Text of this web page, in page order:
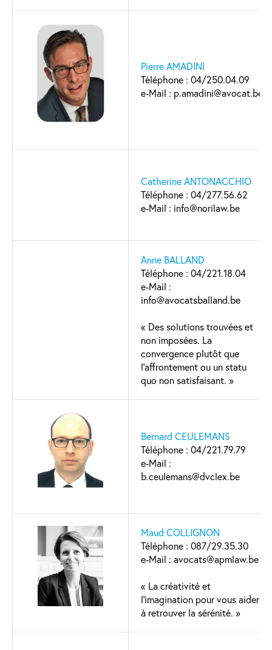
Pierre AMADINI
Téléphone : 04/250.04.09
e-Mail : p.amadini@avocat.be
Catherine ANTONACCHIO
Téléphone : 04/277.56.62
e-Mail : info@norilaw.be
Anne BALLAND
Téléphone : 04/221.18.04
e-Mail :
info@avocatsballand.be
« Des solutions trouvées et
non imposées. La
convergence plutôt que
l’affrontement ou un statu
quo non satisfaisant. »
Bernard CEULEMANS
Téléphone : 04/221.79.79
e-Mail :
b.ceulemans@dvclex.be
Maud COLLIGNON
Téléphone : 087/29.35.30
e-Mail : avocats@apmlaw.be
« La créativité et
l’imagination pour vous aider
à retrouver la sérénité. »